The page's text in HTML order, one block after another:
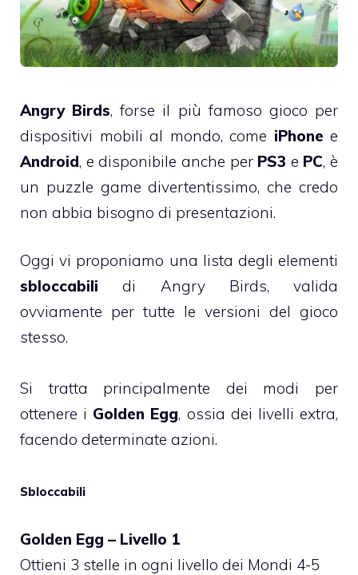
Angry Birds, forse il più famoso gioco per
dispositivi mobili al mondo, come iPhone e
Android, e disponibile anche per PS3 e PC, è
un puzzle game divertentissimo, che credo
non abbia bisogno di presentazioni.
Oggi vi proponiamo una lista degli elementi
sbloccabili di Angry Birds, valida
ovviamente per tutte le versioni del gioco
stesso.
Si tratta principalmente dei modi per
ottenere i Golden Egg, ossia dei livelli extra,
facendo determinate azioni.
Sbloccabili
Golden Egg – Livello 1
Ottieni 3 stelle in ogni livello dei Mondi 4-5